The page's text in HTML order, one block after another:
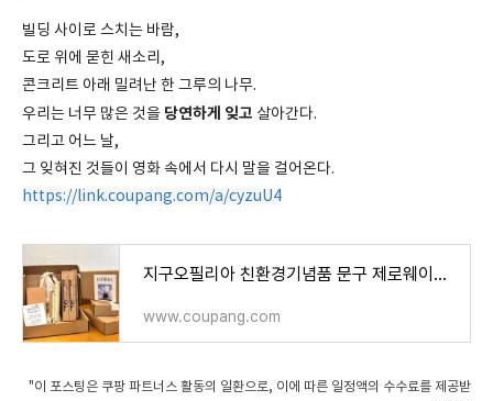
빌딩 사이로 스치는 바람,
도로 위에 묻힌 새소리,
콘크리트 아래 밀려난 한 그루의 나무.
우리는 너무 많은 것을 당연하게 잊고 살아간다.
그리고 어느 날,
그 잊혀진 것들이 영화 속에서 다시 말을 걸어온다.
https://link.coupang.com/a/cyzuU4
지구오필리아 친환경기념품 문구 제로웨이스트키트 답례품 환경교육 - 학용품세트 | 쿠팡
www.coupang.com
"이 포스팅은 쿠팡 파트너스 활동의 일환으로, 이에 따른 일정액의 수수료를 제공받